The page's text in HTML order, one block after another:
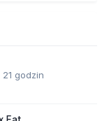
21 godzin